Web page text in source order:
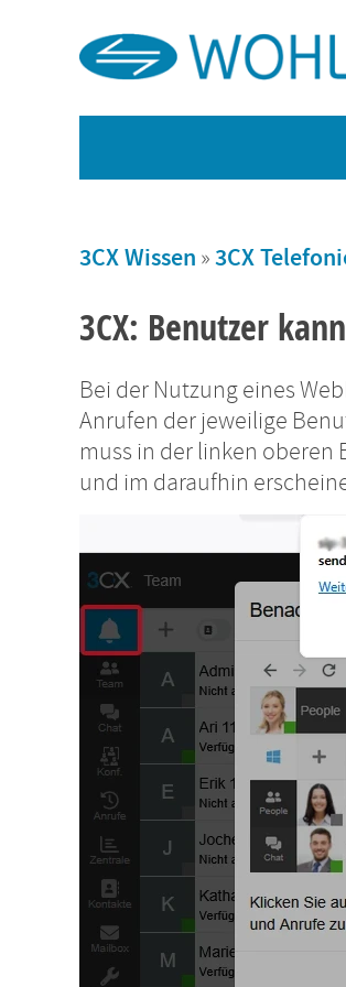
3CX Wissen »3CX
3CX: Benutzer
Bei der Nutzung eines
Anrufen der jeweilige
muss in der linken oberen
und im daraufhin